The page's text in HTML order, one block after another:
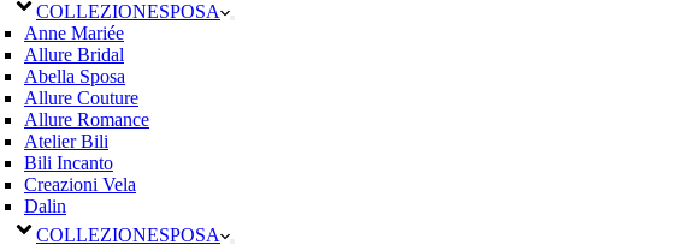
COLLEZIONESPOSA
Anne Mariée
Allure Bridal
Abella Sposa
Allure Couture
Allure Romance
Atelier Bili
Bili Incanto
Creazioni Vela
Dalin
COLLEZIONESPOSA